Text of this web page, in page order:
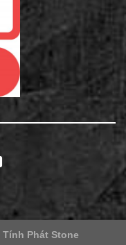
Tính Phát Stone